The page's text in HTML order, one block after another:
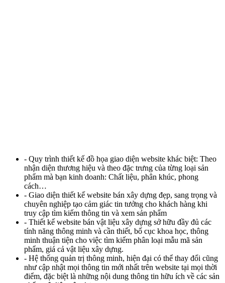
- Quy trình thiết kế đồ họa giao diện website khác biệt: Theo
nhận diện thương hiệu và theo đặc trưng của từng loại sản
phẩm mà bạn kinh doanh: Chất liệu, phân khúc, phong
cách…
- Giao diện thiết kế website bán xây dựng đẹp, sang trọng và
chuyên nghiệp tạo cảm giác tin tưởng cho khách hàng khi
truy cập tìm kiếm thông tin và xem sản phẩm
- Thiết kế website bán vật liệu xây dựng sở hữu đầy đủ các
tính năng thông minh và cần thiết, bố cục khoa học, thông
minh thuận tiện cho việc tìm kiếm phân loại mẫu mã sản
phẩm, giá cả vật liệu xây dựng.
- Hệ thống quản trị thông minh, hiện đại có thể thay đổi cũng
như cập nhật mọi thông tin mới nhất trên website tại mọi thời
điểm, đặc biệt là những nội dung thông tin hữu ích về các sản